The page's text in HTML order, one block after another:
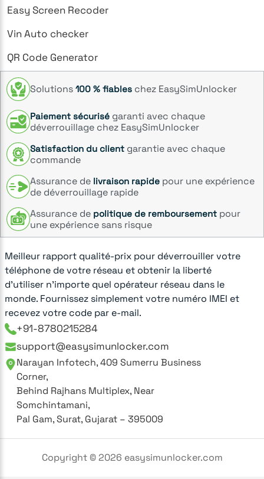
Easy Screen Recoder
Vin Auto checker
QR Code Generator
Solutions 100 % fiables chez EasySimUnlocker
Paiement sécurisé garanti avec chaque
déverrouillage chez EasySimUnlocker
Satisfaction du client garantie avec chaque
commande
Assurance de livraison rapide pour une expérience
de déverrouillage rapide
Assurance de politique de remboursement pour
une expérience sans risque
Meilleur rapport qualité-prix pour déverrouiller votre
téléphone de votre réseau et obtenir la liberté
d'utiliser n'importe quel opérateur réseau dans le
monde. Fournissez simplement votre numéro IMEI et
recevez votre code par e-mail.
+91-8780215284
support@easysimunlocker.com
Narayan Infotech, 409 Sumerru Business
Corner,
Behind Rajhans Multiplex, Near
Somchintamani,
Pal Gam, Surat, Gujarat – 395009
Copyright ©2026 easysimunlocker.com